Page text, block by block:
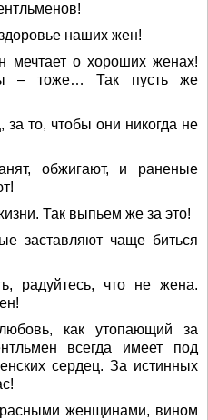
наших жен!
мечтает о хороших женах!
– тоже… Так пусть же
то, чтобы они никогда не
обжигают, и раненые
Так выпьем же за это!
заставляют чаще биться
радуйтесь, что не жена.
как утопающий за
всегда имеет под
сердец. За истинных
женщинами, вином